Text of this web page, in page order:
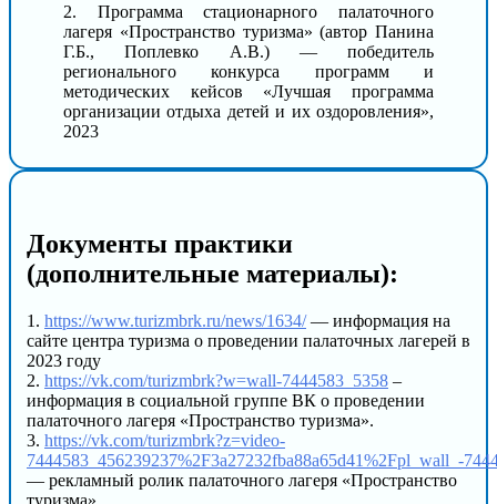
2. Программа стационарного палаточного
лагеря «Пространство туризма» (автор Панина
Г.Б., Поплевко А.В.) — победитель
регионального конкурса программ и
методических кейсов «Лучшая программа
организации отдыха детей и их оздоровления»,
2023
Документы практики
(дополнительные материалы):
1. https://www.turizmbrk.ru/news/1634/— информация на
сайте центра туризма о проведении палаточных лагерей в
2023 году
2. https://vk.com/turizmbrk?w=wall-7444583_5358 –
информация в социальной группе ВК о проведении
палаточного лагеря «Пространство туризма».
3. https://vk.com/turizmbrk?z=video-
7444583_456239237%2F3a27232fba88a65d41%2Fpl_wall_-
— рекламный ролик палаточного лагеря «Пространство
туризма»